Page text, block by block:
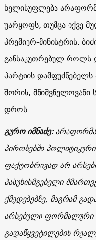
ხელისუფლება
უარყოფს, თუმცა იქვე
პრემიერ-მინისტრის,
განსაკუთრებულ როლს
პარტიის დამფუძნებელს
შორის, მნიშვნელოვანი
დროს.
გურო იმნაძე:
პირობებში პოლიტიკური
ფაქტობრივად არ
პასუხისმგებელი
ქმედებებზე, მაგრამ
არსებული ფორმალური
გადაწყვეტილების